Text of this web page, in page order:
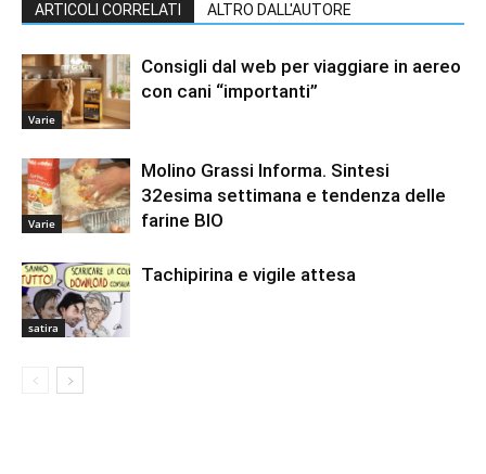
ARTICOLI CORRELATI ALTRO DALL'AUTORE
Varie
Consigli dal web per viaggiare in aereo
con cani “importanti”
Varie
Molino Grassi Informa. Sintesi
32esima settimana e tendenza delle
farine BIO
satira
Tachipirina e vigile attesa